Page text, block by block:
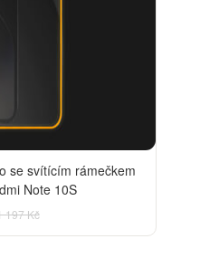
se svítícím rámečkem
Note 10S
197 Kč